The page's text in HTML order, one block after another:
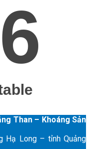
Than – Khoáng Sản
Hạ Long – tỉnh Quảng